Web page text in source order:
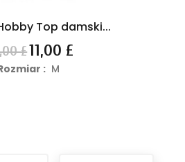
Top damski...
£Cena
11,00 £
: M